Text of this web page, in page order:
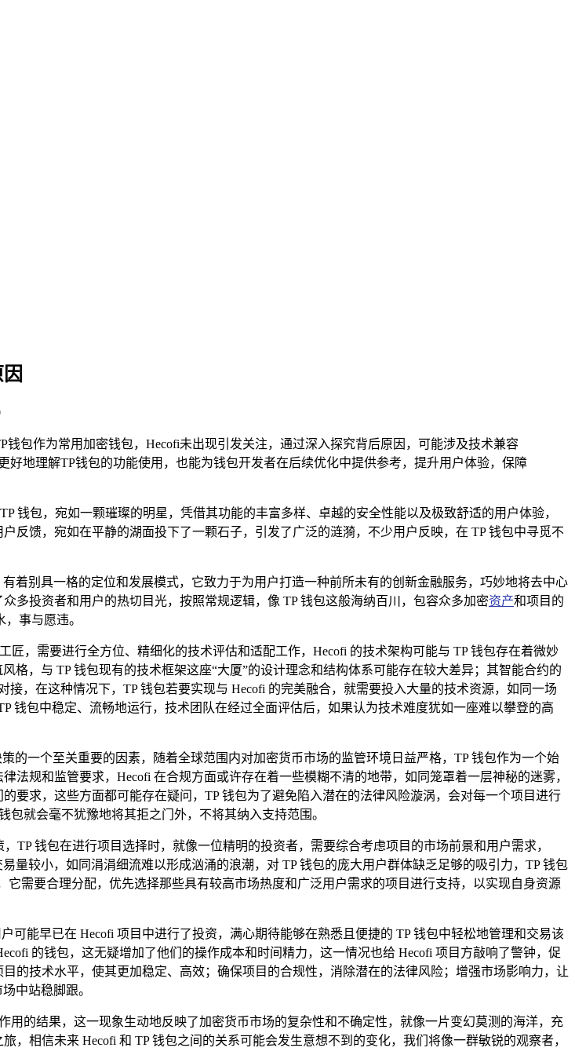
钱包作为常用加密钱包，Hecofi未出现引发关注，通过深入探究背后原因，可能涉及技术兼容
地理解TP钱包的功能使用，也能为钱包开发者在后续优化中提供参考，提升用户体验，保障
钱包，宛如一颗璀璨的明星，凭借其功能的丰富多样、卓越的安全性能以及极致舒适的用户体验，
反馈，宛如在平静的湖面投下了一颗石子，引发了广泛的涟漪，不少用户反映，在 TP 钱包中寻觅不
着别具一格的定位和发展模式，它致力于为用户打造一种前所未有的创新金融服务，巧妙地将去中心
多投资者和用户的热切目光，按照常规逻辑，像 TP 钱包这般海纳百川，包容众多加密资产和项目的
事与愿违。
，需要进行全方位、精细化的技术评估和适配工作，Hecofi 的技术架构可能与 TP 钱包存在着微妙
格，与 TP 钱包现有的技术框架这座“大厦”的设计理念和结构体系可能存在较大差异；其智能合约的
，在这种情况下，TP 钱包若要实现与 Hecofi 的完美融合，就需要投入大量的技术资源，如同一场
钱包中稳定、流畅地运行，技术团队在经过全面评估后，如果认为技术难度犹如一座难以攀登的高
的一个至关重要的因素，随着全球范围内对加密货币市场的监管环境日益严格，TP 钱包作为一个始
规和监管要求，Hecofi 在合规方面或许存在着一些模糊不清的地带，如同笼罩着一层神秘的迷雾，
要求，这些方面都可能存在疑问，TP 钱包为了避免陷入潜在的法律风险漩涡，会对每一个项目进行
就会毫不犹豫地将其拒之门外，不将其纳入支持范围。
TP 钱包在进行项目选择时，就像一位精明的投资者，需要综合考虑项目的市场前景和用户需求，
量较小，如同涓涓细流难以形成汹涌的浪潮，对 TP 钱包的庞大用户群体缺乏足够的吸引力，TP 钱包
需要合理分配，优先选择那些具有较高市场热度和广泛用户需求的项目进行支持，以实现自身资源
可能早已在 Hecofi 项目中进行了投资，满心期待能够在熟悉且便捷的 TP 钱包中轻松地管理和交易该
的钱包，这无疑增加了他们的操作成本和时间精力，这一情况也给 Hecofi 项目方敲响了警钟，促
的技术水平，使其更加稳定、高效；确保项目的合规性，消除潜在的法律风险；增强市场影响力，让
中站稳脚跟。
用的结果，这一现象生动地反映了加密货币市场的复杂性和不确定性，就像一片变幻莫测的海洋，充
相信未来 Hecofi 和 TP 钱包之间的关系可能会发生意想不到的变化，我们将像一群敏锐的观察者，